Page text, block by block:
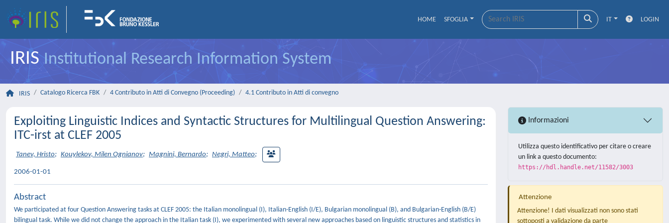
HOME SFOGLIA IT LOGIN
IRISInstitutional Research Information System
IRIS Catalogo Ricerca FBK 4 Contributo in Atti di Convegno (Proceeding) 4.1 Contributo in Atti di convegno
Exploiting Linguistic Indices and Syntactic Structures for Multilingual Question Answering:
ITC-irst at CLEF 2005
Tanev, Hristo; Kouylekov, Milen Ognianov; Magnini, Bernardo; Negri, Matteo;
2006-01-01
Abstract
We participated at four Question Answering tasks at CLEF 2005: the Italian monolingual (I), Italian-English (I/E), Bulgarian monolingual (B), and Bulgarian-English (B/E)
bilingual task. While we did not change the approach in the Italian task (I), we experimented with several new approaches based on linguistic structures and statistics in
Informazioni
Utilizza questo identificativo per citare o creare
un link a questo documento:
https://hdl.handle.net/11582/3003
Attenzione
Attenzione! I dati visualizzati non sono stati
sottoposti a validazione da parte